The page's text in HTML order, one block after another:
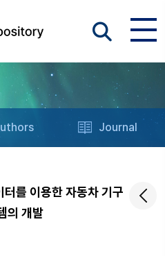
Journal
를 이용한 자동차 기구
의 개발